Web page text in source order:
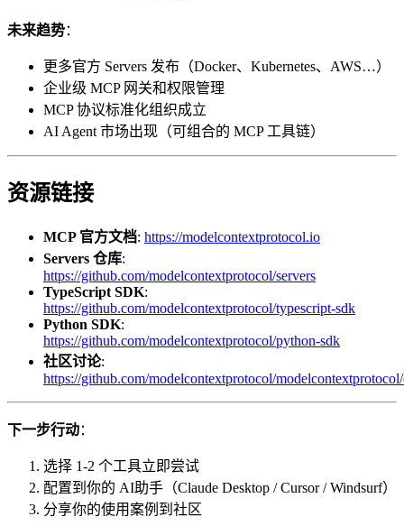
未来趋势：
更多官方 Servers 发布（Docker、Kubernetes、AWS…）
企业级 MCP 网关和权限管理
MCP 协议标准化组织成立
AI Agent 市场出现（可组合的 MCP 工具链）
资源链接
MCP 官方文档: https://modelcontextprotocol.io
Servers 仓库:
https://github.com/modelcontextprotocol/servers
TypeScript SDK:
https://github.com/modelcontextprotocol/typescript-sdk
Python SDK:
https://github.com/modelcontextprotocol/python-sdk
社区讨论:
https://github.com/modelcontextprotocol/
下一步行动：
选择 1-2 个工具立即尝试
配置到你的 AI助手（Claude Desktop / Cursor / Windsurf）
分享你的使用案例到社区